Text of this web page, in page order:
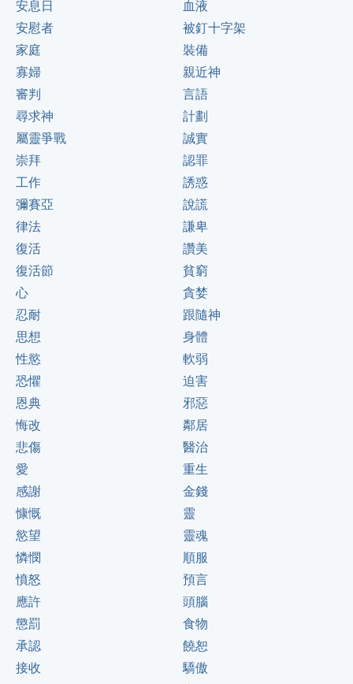
安息日
安慰者
家庭
寡婦
審判
尋求神
屬靈爭戰
崇拜
工作
彌賽亞
律法
復活
復活節
心
忍耐
思想
性慾
恐懼
恩典
悔改
悲傷
愛
感謝
慷慨
慾望
憐憫
憤怒
應許
懲罰
承認
接收
血液
被釘十字架
裝備
親近神
言語
計劃
誠實
認罪
誘惑
說謊
謙卑
讚美
貧窮
貪婪
跟隨神
身體
軟弱
迫害
邪惡
鄰居
醫治
重生
金錢
靈
靈魂
順服
預言
頭腦
食物
饒恕
驕傲